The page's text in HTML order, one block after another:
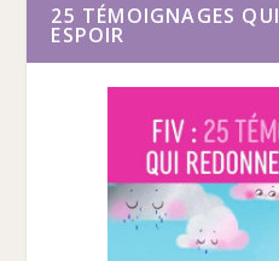
25 TÉMOIGNAGES
ESPOIR